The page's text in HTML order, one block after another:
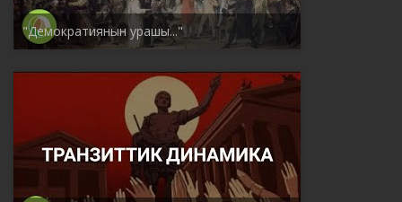
"Демократиянын урашы..."